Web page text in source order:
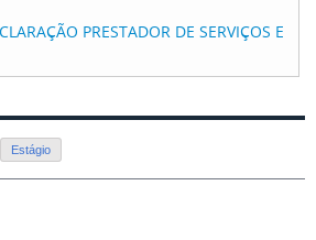
PRESTADOR DE SERVIÇOS E
Estágio